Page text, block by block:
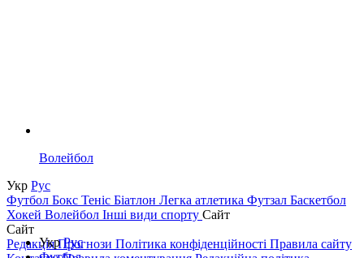
Волейбол
Укр Рус
Футбол Бокс Теніс Біатлон Легка атлетика Футзал Баскетбол
Хокей Волейбол Інші види спорту Сайт
Сайт
РедакціяПрогнози Політика конфіденційності Правила сайту
УкрРус